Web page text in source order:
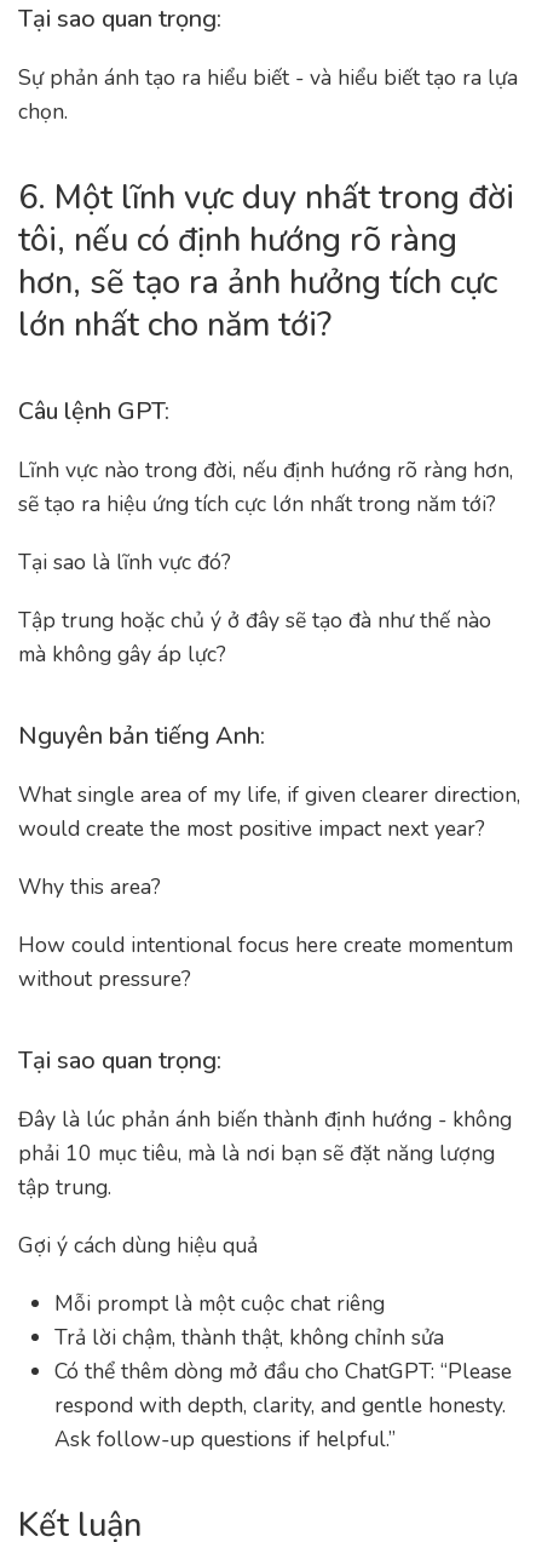
Tại sao quan trọng:
Sự phản ánh tạo ra hiểu biết - và hiểu biết tạo ra lựa
chọn.
6. Một lĩnh vực duy nhất trong đời
tôi, nếu có định hướng rõ ràng
hơn, sẽ tạo ra ảnh hưởng tích cực
lớn nhất cho năm tới?
Câu lệnh GPT:
Lĩnh vực nào trong đời, nếu định hướng rõ ràng hơn,
sẽ tạo ra hiệu ứng tích cực lớn nhất trong năm tới?
Tại sao là lĩnh vực đó?
Tập trung hoặc chủ ý ở đây sẽ tạo đà như thế nào
mà không gây áp lực?
Nguyên bản tiếng Anh:
What single area of my life, if given clearer direction,
would create the most positive impact next year?
Why this area?
How could intentional focus here create momentum
without pressure?
Tại sao quan trọng:
Đây là lúc phản ánh biến thành định hướng - không
phải 10 mục tiêu, mà là nơi bạn sẽ đặt năng lượng
tập trung.
Gợi ý cách dùng hiệu quả
Mỗi prompt là một cuộc chat riêng
Trả lời chậm, thành thật, không chỉnh sửa
Có thể thêm dòng mở đầu cho ChatGPT: “Please
respond with depth, clarity, and gentle honesty.
Ask follow-up questions if helpful.”
Kết luận